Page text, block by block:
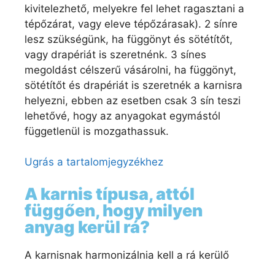
kivitelezhető, melyekre fel lehet ragasztani a
tépőzárat, vagy eleve tépőzárasak). 2 sínre
lesz szükségünk, ha függönyt és sötétítőt,
vagy drapériát is szeretnénk. 3 sínes
megoldást célszerű vásárolni, ha függönyt,
sötétítőt és drapériát is szeretnék a karnisra
helyezni, ebben az esetben csak 3 sín teszi
lehetővé, hogy az anyagokat egymástól
függetlenül is mozgathassuk.
Ugrás a tartalomjegyzékhez
A karnis típusa, attól
függően, hogy milyen
anyag kerül rá?
A karnisnak harmonizálnia kell a rá kerülő